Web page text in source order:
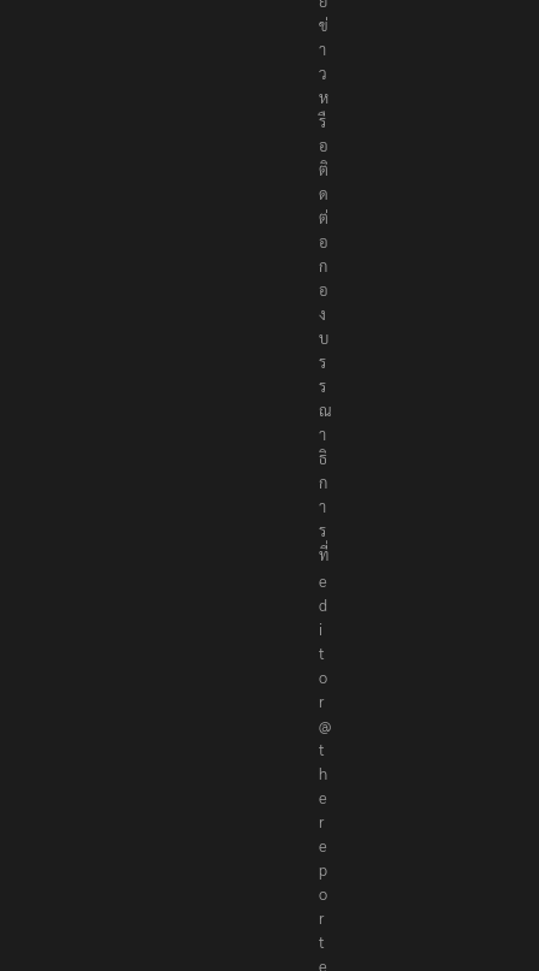
ข่
า
ว
ห
รื
อ
ติ
ด
ต่
อ
ก
อ
ง
บ
ร
ร
ณ
า
ธิ
ก
า
ร
ที่
e
d
i
t
o
r
@
t
h
e
r
e
p
o
r
t
e